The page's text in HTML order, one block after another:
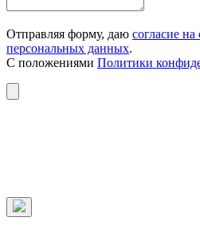
Отправляя форму, даю согласие
персональных данных.
С положениями Политики